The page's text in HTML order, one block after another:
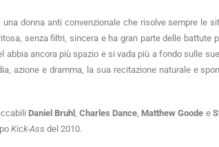
donna anti convenzionale che risolve sempre le
senza filtri, sincera e ha gran parte delle battute
ancora più spazio e si vada più a fondo sulle
azione e dramma, la sua recitazione naturale e
Daniel Bruhl ,Charles Dance Matthew Goode e
Kick-Ass del 2010.